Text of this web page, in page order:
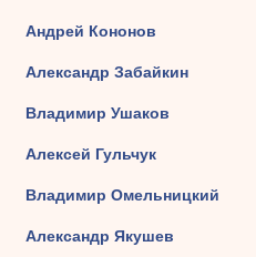
Андрей Кононов
Александр Забайкин
Владимир Ушаков
Алексей Гульчук
Владимир Омельницкий
Александр Якушев